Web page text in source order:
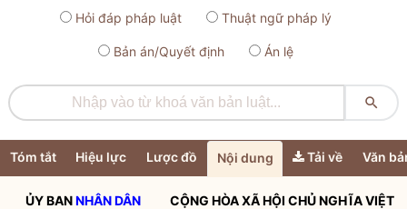
Hỏi đáp pháp luật Thuật ngữ pháp lý
Bản án/Quyết định Án lệ

Tóm tắt Hiệu lực Lược đồ Nội dung Tải về Văn
ỦY BANNHÂN DÂN
CỘNG HÒA XÃ HỘI CHỦ NGHĨA VIỆT